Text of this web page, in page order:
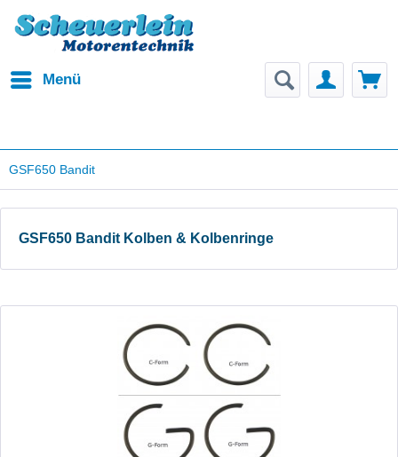
Menü
GSF650 Bandit
GSF650 Bandit Kolben & Kolbenringe